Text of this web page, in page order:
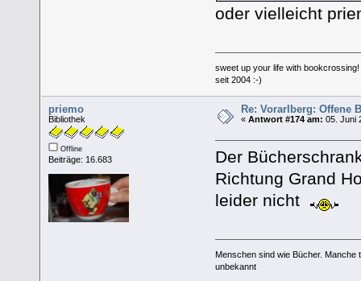
oder vielleicht
sweet up your life with bookcrossing!
seit 2004 :-)
priemo
Bibliothek
Offline
Beiträge: 16.683
Re: Vorarlberg: Offene
«Antwort #174 am: 05. Juni
Der
Richtung Grand
leider nicht
Menschen sind wie Bücher. Manche
unbekannt